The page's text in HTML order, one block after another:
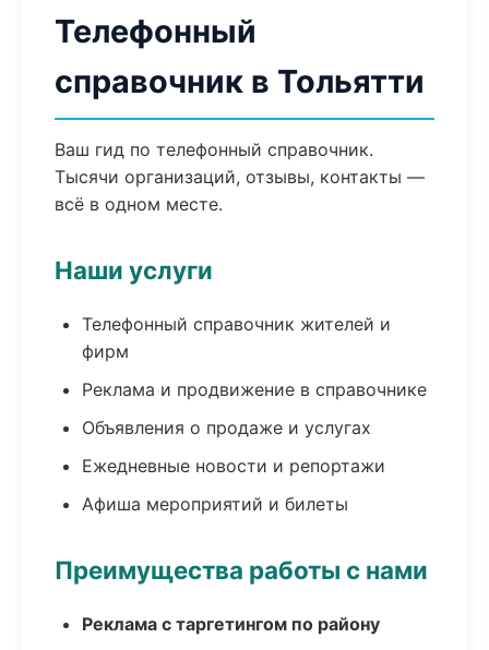
Телефонный
справочник в Тольятти
Ваш гид по телефонный справочник.
Тысячи организаций, отзывы, контакты —
всё в одном месте.
Наши услуги
Телефонный справочник жителей и
фирм
Реклама и продвижение в справочнике
Объявления о продаже и услугах
Ежедневные новости и репортажи
Афиша мероприятий и билеты
Преимущества работы с нами
Реклама с таргетингом по району